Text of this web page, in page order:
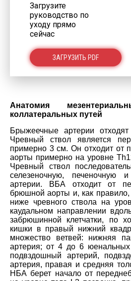
Загрузите
руководство по
уходу прямо
сейчас
ЗАГРУЗИТЬ PDF
Анатомия
коллатеральных путей
Брыжеечные артерии
Чревный ствол является
примерно 3 см. Он отходит от
аорты примерно на уровне
Чревный ствол
селезеночную, печеночную
артерии. ВБА отходит от
брюшной аорты и, как
ниже чревного ствола на
каудальном направлении
забрюшинной клетчатки, по
кишки в правый нижний
множество ветвей: нижняя
артерия; от 4 до 6
подвздошный артерий,
артерия, правая и средняя
НБА берет начало от